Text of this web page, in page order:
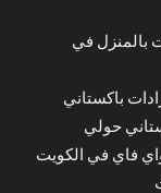
بالمنزل في
حولي
فاي في الكويت